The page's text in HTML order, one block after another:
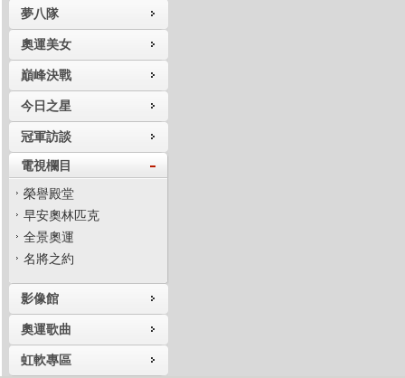
夢八隊
奧運美女
巔峰決戰
今日之星
冠軍訪談
電視欄目
榮譽殿堂
早安奧林匹克
全景奧運
名將之約
影像館
奧運歌曲
虹軟專區